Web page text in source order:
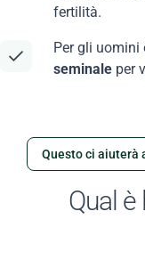
fertilità.
Per gli uomini
seminale per
Questo ci aiuterà
Qual è